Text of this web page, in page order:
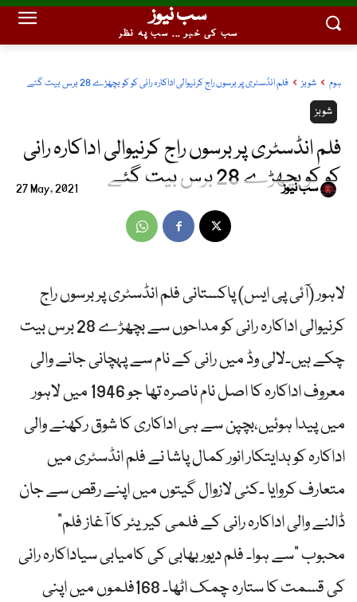
سب نیوز
سب کی خبر ... سب پہ نظر
ہوم شوبز فلم انڈسٹری پر برسوں راج کرنیوالی اداکارہ رانی کو کو بچھڑے 28 برس بیت گئے
شوبز
فلم انڈسٹری پر برسوں راج کرنیوالی اداکارہ رانی
کو کو بچھڑے 28 برس بیت گئے
27 May, 2021 سب نیوز
لاہور (آئی پی ایس) پاکستانی فلم انڈسٹری پر برسوں راج
کرنیوالی اداکارہ رانی کو مداحوں سے بچھڑے 28 برس بیت
چکے ہیں۔لالی وڈ میں رانی کے نام سے پہچانی جانے والی
معروف اداکارہ کا اصل نام ناصرہ تھا جو 1946 میں لاہور
میں پیدا ہوئیں،بچپن سے ہی اداکاری کا شوق رکھنے والی
اداکارہ کو ہدایتکار انور کمال پاشا نے فلم انڈسٹری میں
متعارف کروایا ۔کئی لازوال گیتوں میں اپنے رقص سے جان
ڈالنے والی اداکارہ رانی کے فلمی کیریئر کا آغاز فلم”
محبوب “سے ہوا۔ فلم دیور بھابی کی کامیابی سیاداکارہ رانی
کی قسمت کا ستارہ چمک اٹھا۔ 168فلموں میں اپنی